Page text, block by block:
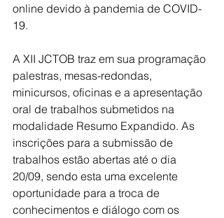
online devido à pandemia de COVID-
19.
A XII JCTOB traz em sua programação
palestras, mesas-redondas,
minicursos, oficinas e a apresentação
oral de trabalhos submetidos na
modalidade Resumo Expandido. As
inscrições para a submissão de
trabalhos estão abertas até o dia
20/09, sendo esta uma excelente
oportunidade para a troca de
conhecimentos e diálogo com os